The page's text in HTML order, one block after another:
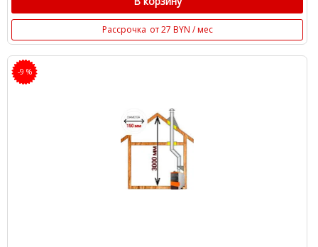
Рассрочка от 27 BYN / мес
-9 %